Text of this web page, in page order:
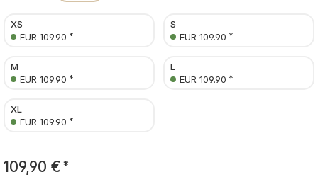
XS
EUR 109.90 *
S
EUR 109.90 *
M
EUR 109.90 *
L
EUR 109.90 *
XL
EUR 109.90 *
109,90 € *